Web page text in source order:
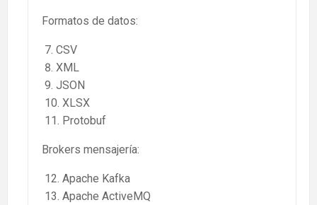
Formatos de datos:
CSV
XML
JSON
XLSX
Protobuf
Brokers mensajería:
Apache Kafka
Apache ActiveMQ